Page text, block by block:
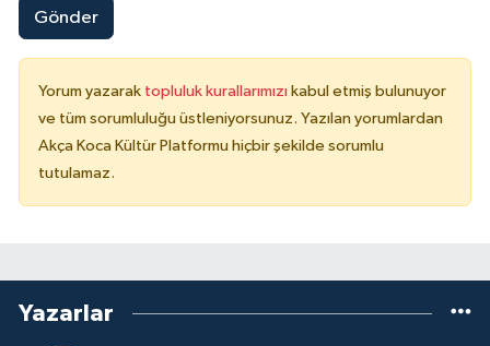
Gönder
Yorum yazarak topluluk kurallarımızı kabul etmiş bulunuyor
ve tüm sorumluluğu üstleniyorsunuz. Yazılan yorumlardan
Akça Koca Kültür Platformu hiçbir şekilde sorumlu
tutulamaz.
Yazarlar